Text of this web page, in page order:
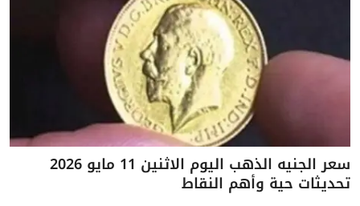
سعر الجنيه الذهب اليوم الاثنين 11 مايو 2026
تحديثات حية وأهم النقاط